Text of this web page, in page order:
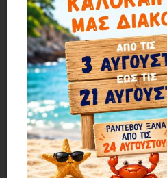
Μπεζ Βερνίκι για Πλακέτες PCB
1,81€
1 ΕΩΣ 3 ΗΜΕΡΕΣ